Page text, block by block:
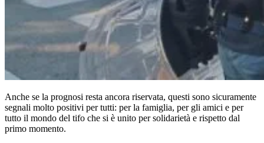
Anche se la prognosi resta ancora riservata, questi sono sicuramente
segnali molto positivi per tutti: per la famiglia, per gli amici e per
tutto il mondo del tifo che si è unito per solidarietà e rispetto dal
primo momento.